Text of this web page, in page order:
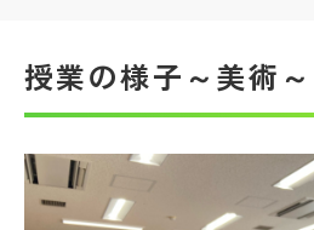
私学探検隊
帰国生受験情報
授業の様子～美術～